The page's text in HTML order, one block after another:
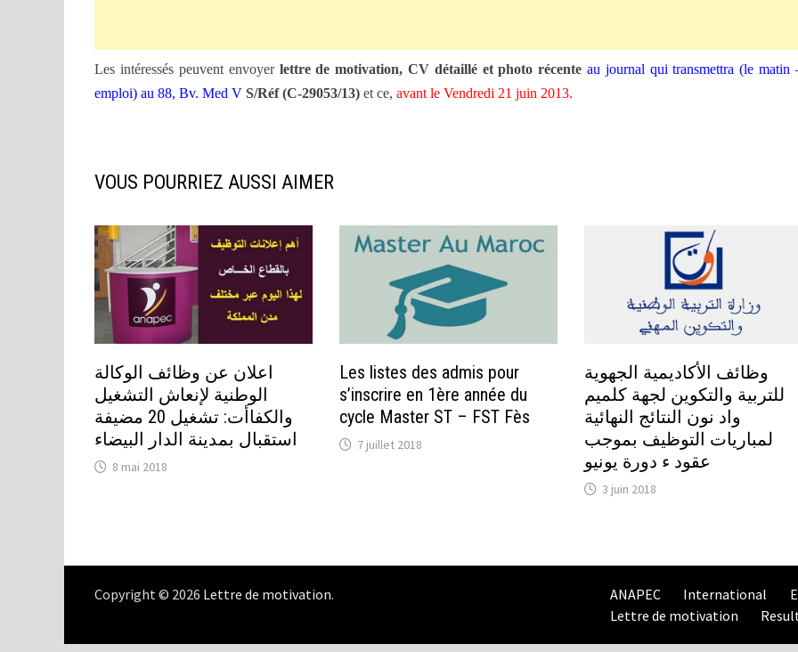
Les intéressés peuvent envoyerlettre de motivation, CV détaillé et photo récente au journal qui transmettra (le matin
emploi) au 88, Bv. Med V S/Réf (C-29053/13) et ce,avant le Vendredi 21 juin 2013.
VOUS POURRIEZ AUSSI AIMER
اعلان عن وظائف الوكالة
الوطنية لإنعاش التشغيل
والكفاأت: تشغيل 20 مضيفة
استقبال بمدينة الدار البيضاء
8 mai 2018
Les listes des admis pour
s’inscrire en 1ère année du
cycle Master ST – FST Fès
7 juillet 2018
وظائف الأكاديمية الجهوية
للتربية والتكوين لجهة كلميم
واد نون النتائج النهائية
لمباريات التوظيف بموجب
عقود ء دورة يونيو
3 juin 2018
Copyright © 2026 Lettre de motivation. ANAPEC International
Lettre de motivation